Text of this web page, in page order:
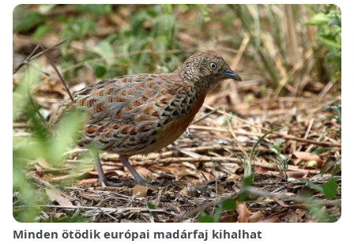
Minden ötödik európai madárfaj kihalhat